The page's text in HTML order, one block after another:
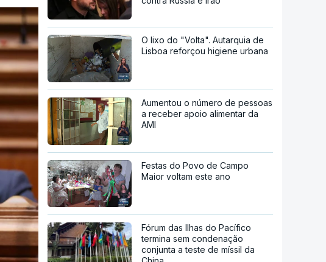
O lixo do "Volta". Autarquia de
Lisboa reforçou higiene urbana
Aumentou o número de pessoas
a receber apoio alimentar da
AMI
Festas do Povo de Campo
Maior voltam este ano
Fórum das Ilhas do Pacífico
termina sem condenação
conjunta a teste de míssil da